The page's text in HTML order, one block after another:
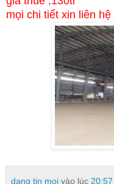
mọi chi tiết xin liên
dang tin moi vào lúc 20:57